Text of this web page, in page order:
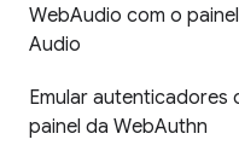
WebAudio com o
Audio
Emular autenticadores
painel da WebAuthn